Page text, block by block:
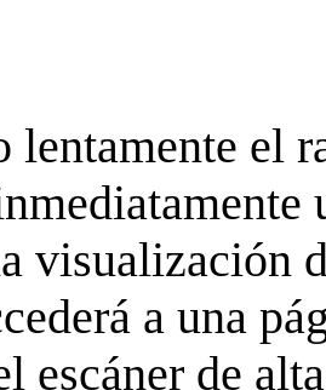
lentamente el
visualización
a una
escáner de